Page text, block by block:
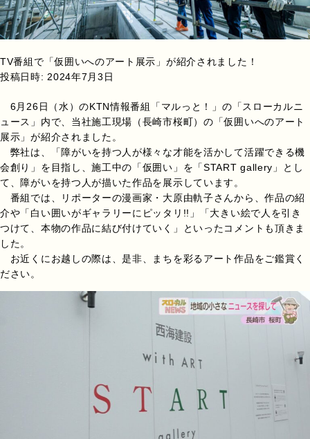
TV番組で「仮囲いへのアート展示」が紹介されました！
投稿日時: 2024年7月3日
6月26日（水）のKTN情報番組「マルっと！」の「スローカルニ
ュース」内で、当社施工現場（長崎市桜町）の「仮囲いへのアート
展示」が紹介されました。
弊社は、「障がいを持つ人が様々な才能を活かして活躍できる機
会創り」を目指し、施工中の「仮囲い」を「START gallery」とし
て、障がいを持つ人が描いた作品を展示しています。
番組では、リポーターの漫画家・大原由軌子さんから、作品の紹
介や「白い囲いがギャラリーにピッタリ!!」「大きい絵で人を引き
つけて、本物の作品に結び付けていく」といったコメントも頂きま
した。
お近くにお越しの際は、是非、まちを彩るアート作品をご鑑賞く
ださい。